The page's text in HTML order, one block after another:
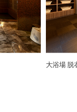
大浴場 脱